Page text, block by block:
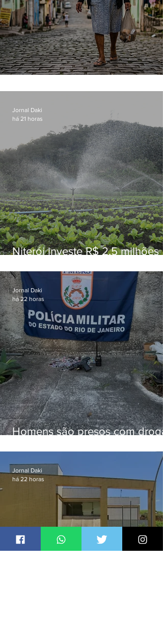
Niterói investe R$ 2,5 milhões
familiar para merenda escolar
Jornal Daki
há 21 horas
Homens são presos com
Jornal Daki
há 22 horas
Jornal Daki
há 22 horas